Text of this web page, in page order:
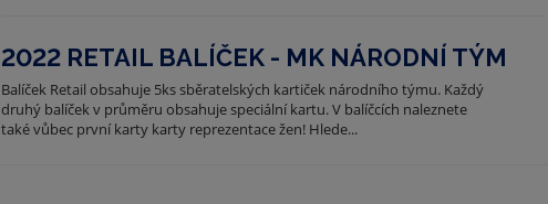
2022 RETAIL BALÍČEK - MK NÁRODNÍ TÝM
Balíček Retail obsahuje 5ks sběratelských kartiček národního týmu. Každý
druhý balíček v průměru obsahuje speciální kartu. V balíčcích naleznete
také vůbec první karty karty reprezentace žen! Hlede...